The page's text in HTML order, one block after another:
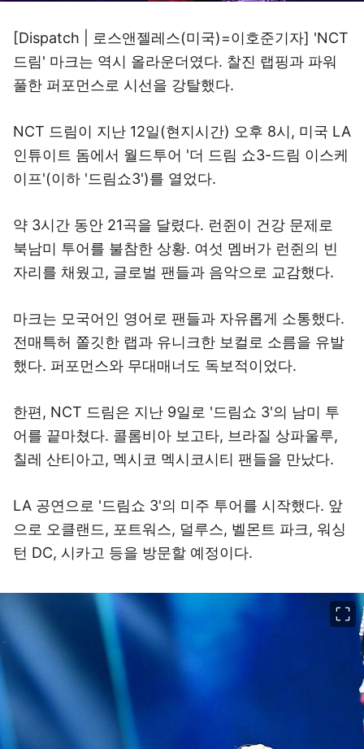
[Dispatch | 로스앤젤레스(미국)=이호준기자] 'NCT
드림' 마크는 역시 올라운더였다. 찰진 랩핑과 파워
풀한 퍼포먼스로 시선을 강탈했다.
NCT 드림이 지난 12일(현지시간) 오후 8시, 미국 LA
인튜이트 돔에서 월드투어 '더 드림 쇼3-드림 이스케
이프'(이하 '드림쇼3')를 열었다.
약 3시간 동안 21곡을 달렸다. 런쥔이 건강 문제로
북남미 투어를 불참한 상황. 여섯 멤버가 런쥔의 빈
자리를 채웠고, 글로벌 팬들과 음악으로 교감했다.
마크는 모국어인 영어로 팬들과 자유롭게 소통했다.
전매특허 쫄깃한 랩과 유니크한 보컬로 소름을 유발
했다. 퍼포먼스와 무대매너도 독보적이었다.
한편, NCT 드림은 지난 9일로 '드림쇼 3'의 남미 투
어를 끝마쳤다. 콜롬비아 보고타, 브라질 상파울루,
칠레 산티아고, 멕시코 멕시코시티 팬들을 만났다.
LA 공연으로 '드림쇼 3'의 미주 투어를 시작했다. 앞
으로 오클랜드, 포트워스, 덜루스, 벨몬트 파크, 워싱
턴 DC, 시카고 등을 방문할 예정이다.